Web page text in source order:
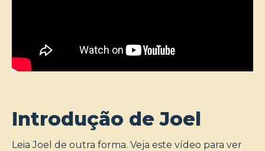
Introdução de Joel
Leia Joel de outra forma. Veja este vídeo para ver